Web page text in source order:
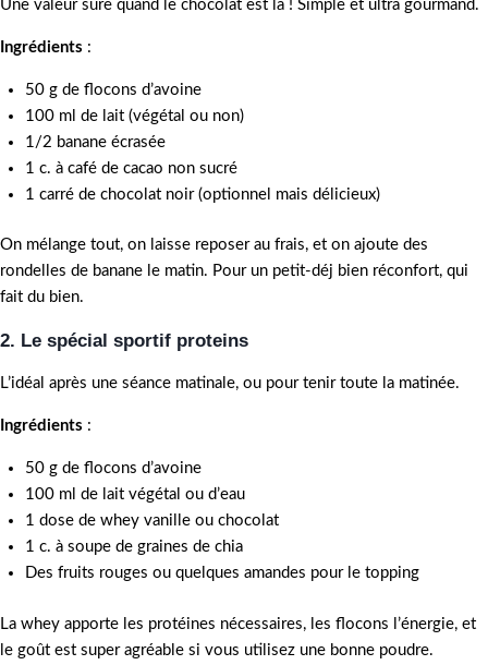
Une valeur sûre quand le chocolat est là ! Simple et ultra gourmand.
Ingrédients :
50 g de flocons d’avoine
100 ml de lait (végétal ou non)
1/2 banane écrasée
1 c. à café de cacao non sucré
1 carré de chocolat noir (optionnel mais délicieux)
On mélange tout, on laisse reposer au frais, et on ajoute des
rondelles de banane le matin. Pour un petit-déj bien réconfort, qui
fait du bien.
2. Le spécial sportif proteins
L’idéal après une séance matinale, ou pour tenir toute la matinée.
Ingrédients :
50 g de flocons d’avoine
100 ml de lait végétal ou d’eau
1 dose de whey vanille ou chocolat
1 c. à soupe de graines de chia
Des fruits rouges ou quelques amandes pour le topping
La whey apporte les protéines nécessaires, les flocons l’énergie, et
le goût est super agréable si vous utilisez une bonne poudre.